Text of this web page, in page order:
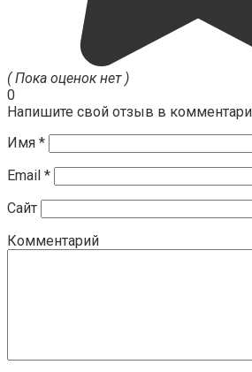
( Пока оценок нет )
0
Напишите свой отзыв в
Имя *
Email *
Сайт
Комментарий